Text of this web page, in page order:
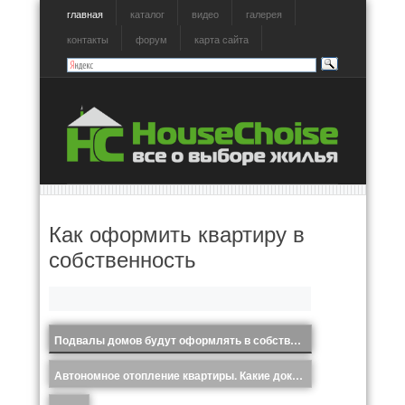
главная каталог видео
галерея
контакты
форум карта сайта
Как оформить квартиру в
собственность
Подвалы домов будут оформлять в собственность.
Автономное отопление квартиры. Какие документы необходимо оформить для отключения от теплосети?